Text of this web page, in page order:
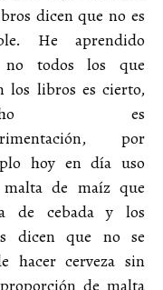
dicen que no es
He aprendido
no todos los que
los libros es cierto,
es
por
hoy en día uso
malta de maíz que
de cebada y los
dicen que no se
hacer cerveza sin
de malta